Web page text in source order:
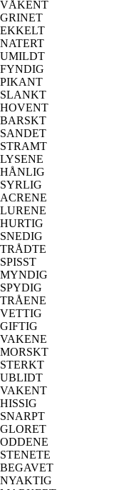
VÅKENT
GRINET
EKKELT
NATERT
UMILDT
FYNDIG
PIKANT
SLANKT
HOVENT
BARSKT
SANDET
STRAMT
LYSENE
HÅNLIG
SYRLIG
ACRENE
LURENE
HURTIG
SNEDIG
TRÅDTE
SPISST
MYNDIG
SPYDIG
TRÅENE
VETTIG
GIFTIG
VAKENE
MORSKT
STERKT
UBLIDT
VAKENT
HISSIG
SNARPT
GLORET
ODDENE
STENETE
BEGAVET
NYAKTIG